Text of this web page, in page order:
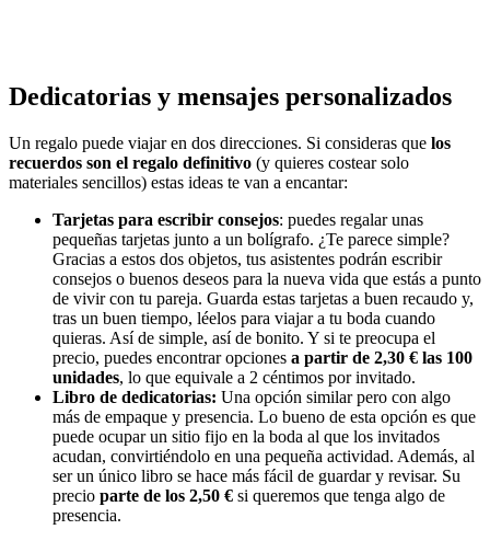
Dedicatorias y mensajes personalizados
Un regalo puede viajar en dos direcciones. Si consideras que los
recuerdos son el regalo definitivo (y quieres costear solo
materiales sencillos) estas ideas te van a encantar:
Tarjetas para escribir consejos: puedes regalar unas
pequeñas tarjetas junto a un bolígrafo. ¿Te parece simple?
Gracias a estos dos objetos, tus asistentes podrán escribir
consejos o buenos deseos para la nueva vida que estás a punto
de vivir con tu pareja. Guarda estas tarjetas a buen recaudo y,
tras un buen tiempo, léelos para viajar a tu boda cuando
quieras. Así de simple, así de bonito. Y si te preocupa el
precio, puedes encontrar opciones a partir de 2,30 € las 100
unidades, lo que equivale a 2 céntimos por invitado.
Libro de dedicatorias: Una opción similar pero con algo
más de empaque y presencia. Lo bueno de esta opción es que
puede ocupar un sitio fijo en la boda al que los invitados
acudan, convirtiéndolo en una pequeña actividad. Además, al
ser un único libro se hace más fácil de guardar y revisar. Su
precio parte de los 2,50 € si queremos que tenga algo de
presencia.